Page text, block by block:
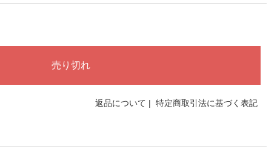
返品について | 特定商取引法に基づく表記